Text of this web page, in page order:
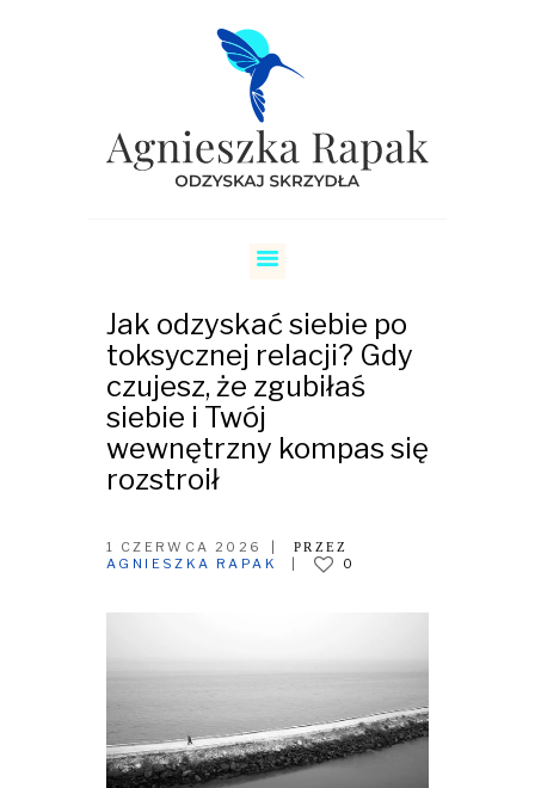
COACHING RELACJI
O MNIE
CENNIK
REZERWUJ
BLOG
Jak odzyskać siebie po
toksycznej relacji? Gdy
czujesz, że zgubiłaś
siebie i Twój
wewnętrzny kompas się
rozstroił
1 CZERWCA 2026 PRZEZ
AGNIESZKA RAPAK 0